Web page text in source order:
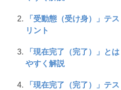
「受動態（受け身）」テ
リント
「現在完了（完了）」と
やすく解説
「現在完了（完了）」テ